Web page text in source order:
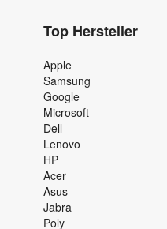
Top Hersteller
Apple
Samsung
Google
Microsoft
Dell
Lenovo
HP
Acer
Asus
Jabra
Poly